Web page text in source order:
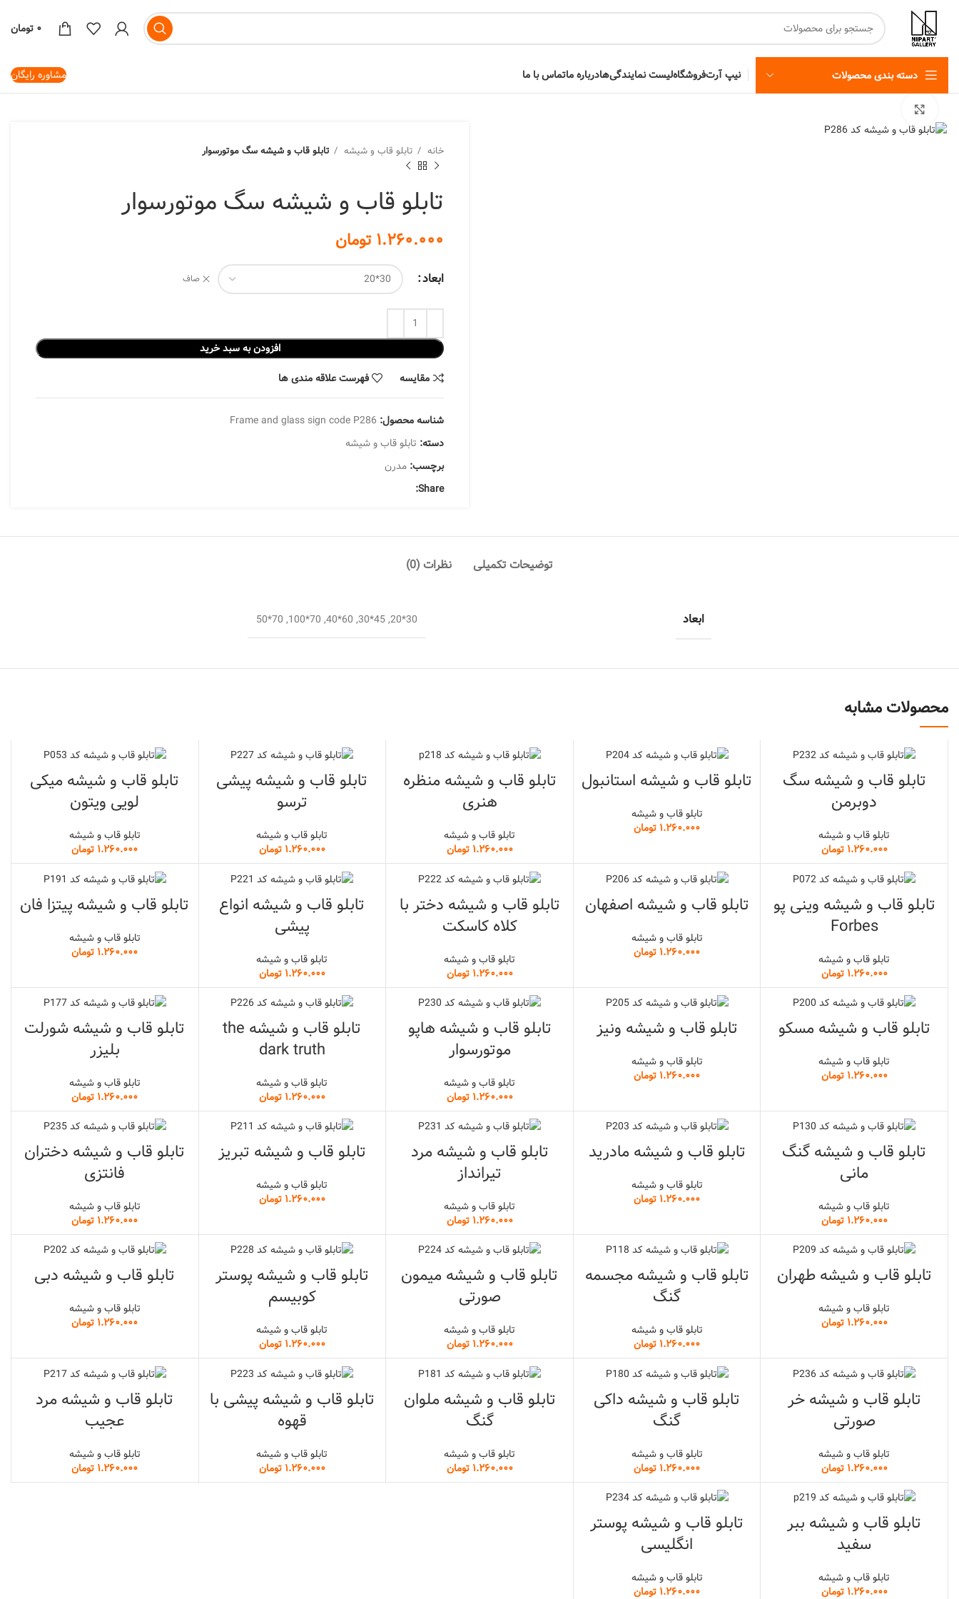
۰ تومان
دسته بندی محصولات نیپ آرتفروشگاهلیست نمایندگی‌هادرباره ماتماس با ما مشاوره رایگان
خانه تابلو قاب و شیشه تابلو قاب و شیشه سگ موتورسوار
تابلو قاب و شیشه سگ موتورسوار
تومان
ابعاد صاف
افزودن به سبد خرید
مقایسه
فهرست علاقه مندی ها
شناسه محصول: Frame and glass sign code P286
دسته: تابلو قاب و شیشه
برچسب: مدرن
Share:
توضیحات تکمیلی نظرات (0)
ابعاد 30*20, 45*30, 60*40, 70*100, 70*50
محصولات مشابه
تابلو قاب و شیشه سگ
دوبرمن
تابلو قاب و شیشه
تومان
تابلو قاب و شیشه استانبول
تابلو قاب و شیشه
تومان
تابلو قاب و شیشه منظره
هنری
تابلو قاب و شیشه
تومان
تابلو قاب و شیشه پیشی
ترسو
تابلو قاب و شیشه
تومان
تابلو قاب و شیشه میکی
لویی ویتون
تابلو قاب و شیشه
تومان
تابلو قاب و شیشه وینی پو
Forbes
تابلو قاب و شیشه
تومان
تابلو قاب و شیشه اصفهان
تابلو قاب و شیشه
تومان
تابلو قاب و شیشه دختر با
کلاه کاسکت
تابلو قاب و شیشه
تومان
تابلو قاب و شیشه انواع
پیشی
تابلو قاب و شیشه
تومان
تابلو قاب و شیشه پیتزا فان
تابلو قاب و شیشه
تومان
تابلو قاب و شیشه مسکو
تابلو قاب و شیشه
تومان
تابلو قاب و شیشه ونیز
تابلو قاب و شیشه
تومان
تابلو قاب و شیشه هاپو
موتورسوار
تابلو قاب و شیشه
تومان
تابلو قاب و شیشه the
dark truth
تابلو قاب و شیشه
تومان
تابلو قاب و شیشه شورلت
بلیزر
تابلو قاب و شیشه
تومان
تابلو قاب و شیشه گنگ
مانی
تابلو قاب و شیشه
تومان
تابلو قاب و شیشه مادرید
تابلو قاب و شیشه
تومان
تابلو قاب و شیشه مرد
تیرانداز
تابلو قاب و شیشه
تومان
تابلو قاب و شیشه تبریز
تابلو قاب و شیشه
تومان
تابلو قاب و شیشه دختران
فانتزی
تابلو قاب و شیشه
تومان
تابلو قاب و شیشه طهران
تابلو قاب و شیشه
تومان
تابلو قاب و شیشه مجسمه
گنگ
تابلو قاب و شیشه
تومان
تابلو قاب و شیشه میمون
صورتی
تابلو قاب و شیشه
تومان
تابلو قاب و شیشه پوستر
کوبیسم
تابلو قاب و شیشه
تومان
تابلو قاب و شیشه دبی
تابلو قاب و شیشه
تومان
تابلو قاب و شیشه خر
صورتی
تابلو قاب و شیشه
تومان
تابلو قاب و شیشه داکی
گنگ
تابلو قاب و شیشه
تومان
تابلو قاب و شیشه ملوان
گنگ
تابلو قاب و شیشه
تومان
تابلو قاب و شیشه پیشی با
قهوه
تابلو قاب و شیشه
تومان
تابلو قاب و شیشه مرد
عجیب
تابلو قاب و شیشه
تومان
تابلو قاب و شیشه ببر
سفید
تابلو قاب و شیشه
تومان
تابلو قاب و شیشه پوستر
انگلیسی
تابلو قاب و شیشه
تومان